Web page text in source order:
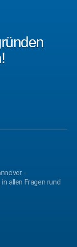
-
allen Fragen rund